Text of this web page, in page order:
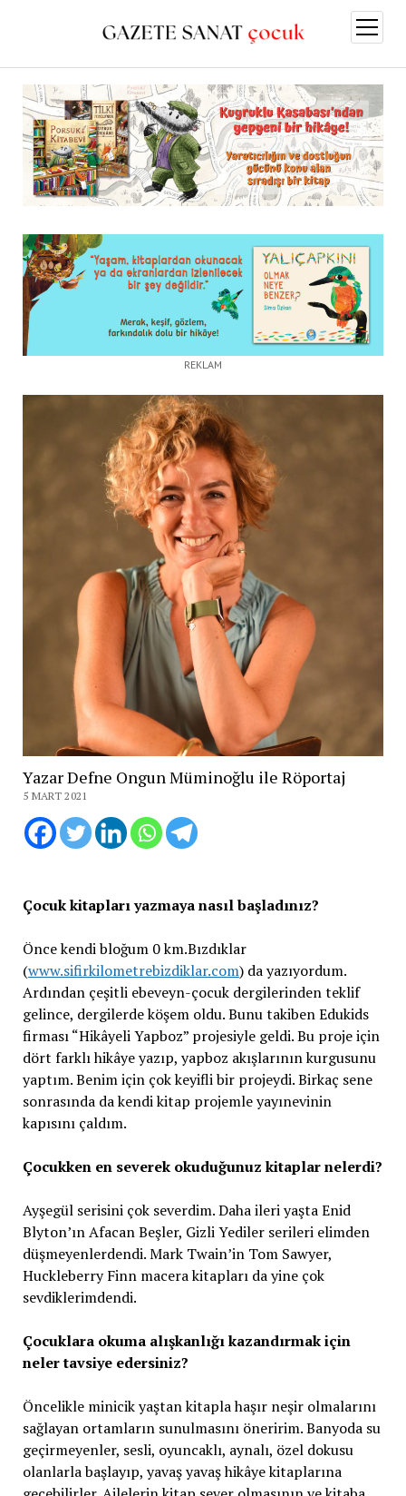
aç
REKLAM
Yazar Defne Ongun Müminoğlu ile Röportaj
5 MART 2021
Çocuk kitapları yazmaya nasıl başladınız?
Önce kendi bloğum 0 km.Bızdıklar
(www.sifirkilometrebizdiklar.com) da yazıyordum.
Ardından çeşitli ebeveyn-çocuk dergilerinden teklif
gelince, dergilerde köşem oldu. Bunu takiben Edukids
firması “Hikâyeli Yapboz” projesiyle geldi. Bu proje için
dört farklı hikâye yazıp, yapboz akışlarının kurgusunu
yaptım. Benim için çok keyifli bir projeydi. Birkaç sene
sonrasında da kendi kitap projemle yayınevinin
kapısını çaldım.
Çocukken en severek okuduğunuz kitaplar nelerdi?
Ayşegül serisini çok severdim. Daha ileri yaşta Enid
Blyton’ın Afacan Beşler, Gizli Yediler serileri elimden
düşmeyenlerdendi. Mark Twain’in Tom Sawyer,
Huckleberry Finn macera kitapları da yine çok
sevdiklerimdendi.
Çocuklara okuma alışkanlığı kazandırmak için
neler tavsiye edersiniz?
Öncelikle minicik yaştan kitapla haşır neşir olmalarını
sağlayan ortamların sunulmasını öneririm. Banyoda su
geçirmeyenler, sesli, oyuncaklı, aynalı, özel dokusu
olanlarla başlayıp, yavaş yavaş hikâye kitaplarına